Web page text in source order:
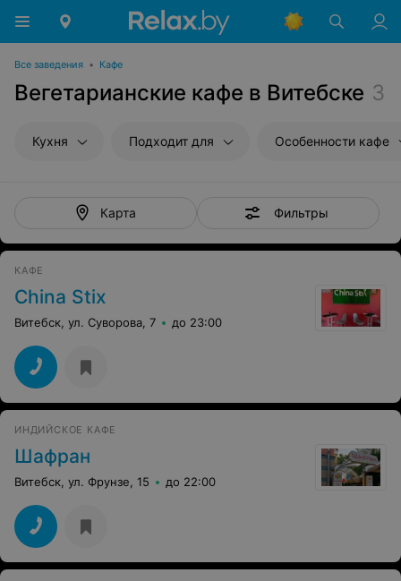
Все заведения • Кафе
Вегетарианские кафе в Витебске 3
Кухня Подходит для Особенности кафе
Карта Фильтры
КАФЕ
China Stix
Витебск, ул. Суворова, 7 до 23:00
ИНДИЙСКОЕ КАФЕ
Шафран
Витебск, ул. Фрунзе, 15 до 22:00